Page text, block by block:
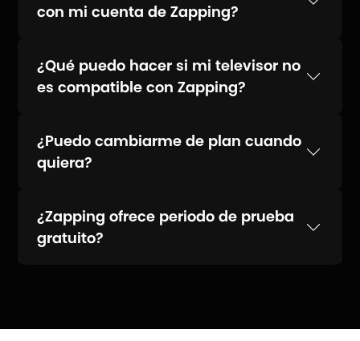
con mi cuenta de Zapping?
¿Qué puedo hacer si mi televisor no
es compatible con Zapping?
¿Puedo cambiarme de plan cuando
quiera?
¿Zapping ofrece periodo de prueba
gratuito?
alianzas comerciales, así que te